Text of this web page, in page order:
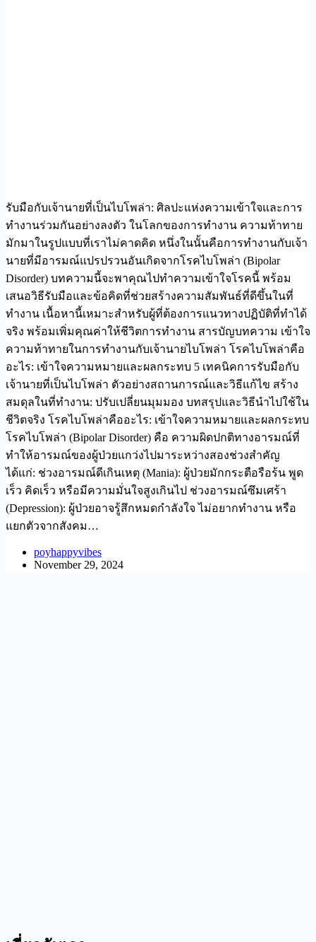
รับมือกับเจ้านายที่เป็นไบโพล่า: ศิลปะแห่งความเข้าใจและการ
ทำงานร่วมกันอย่างลงตัว ในโลกของการทำงาน ความท้าทาย
มักมาในรูปแบบที่เราไม่คาดคิด หนึ่งในนั้นคือการทำงานกับเจ้า
นายที่มีอารมณ์แปรปรวนอันเกิดจากโรคไบโพล่า (Bipolar
Disorder) บทความนี้จะพาคุณไปทำความเข้าใจโรคนี้ พร้อม
เสนอวิธีรับมือและข้อคิดที่ช่วยสร้างความสัมพันธ์ที่ดีขึ้นในที่
ทำงาน เนื้อหานี้เหมาะสำหรับผู้ที่ต้องการแนวทางปฏิบัติที่ทำได้
จริง พร้อมเพิ่มคุณค่าให้ชีวิตการทำงาน สารบัญบทความ เข้าใจ
ความท้าทายในการทำงานกับเจ้านายไบโพล่า โรคไบโพล่าคือ
อะไร: เข้าใจความหมายและผลกระทบ 5 เทคนิคการรับมือกับ
เจ้านายที่เป็นไบโพล่า ตัวอย่างสถานการณ์และวิธีแก้ไข สร้าง
สมดุลในที่ทำงาน: ปรับเปลี่ยนมุมมอง บทสรุปและวิธีนำไปใช้ใน
ชีวิตจริง โรคไบโพล่าคืออะไร: เข้าใจความหมายและผลกระทบ
โรคไบโพล่า (Bipolar Disorder) คือ ความผิดปกติทางอารมณ์ที่
ทำให้อารมณ์ของผู้ป่วยแกว่งไปมาระหว่างสองช่วงสำคัญ
ได้แก่: ช่วงอารมณ์ดีเกินเหตุ (Mania): ผู้ป่วยมักกระตือรือร้น พูด
เร็ว คิดเร็ว หรือมีความมั่นใจสูงเกินไป ช่วงอารมณ์ซึมเศร้า
(Depression): ผู้ป่วยอาจรู้สึกหมดกำลังใจ ไม่อยากทำงาน หรือ
แยกตัวจากสังคม…
poyhappyvibes
November 29, 2024